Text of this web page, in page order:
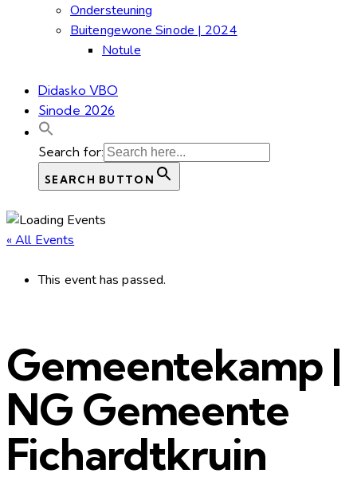
Ondersteuning
Buitengewone Sinode | 2024
Notule
Didasko VBO
Sinode 2026
Search for:
SEARCH BUTTON
« All Events
This event has passed.
Gemeentekamp |
NG Gemeente
Fichardtkruin